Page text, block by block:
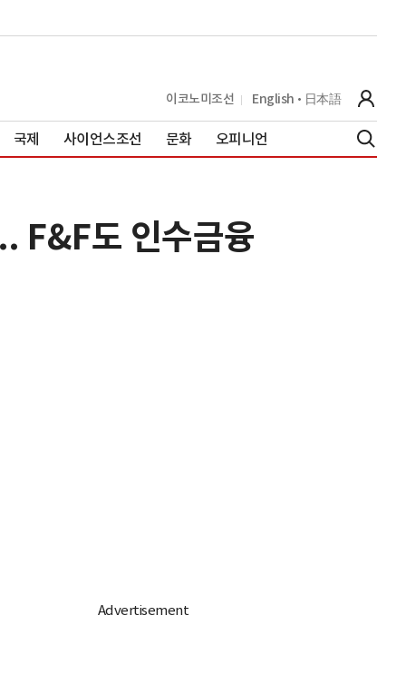
이코노미조선 English 日本語
국제 사이언스조선 문화 오피니언
F&F도 인수금융